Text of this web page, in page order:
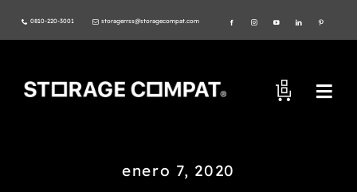
to
0810-220-3001 storagerrss@storagecompat.com
enero 7, 2020